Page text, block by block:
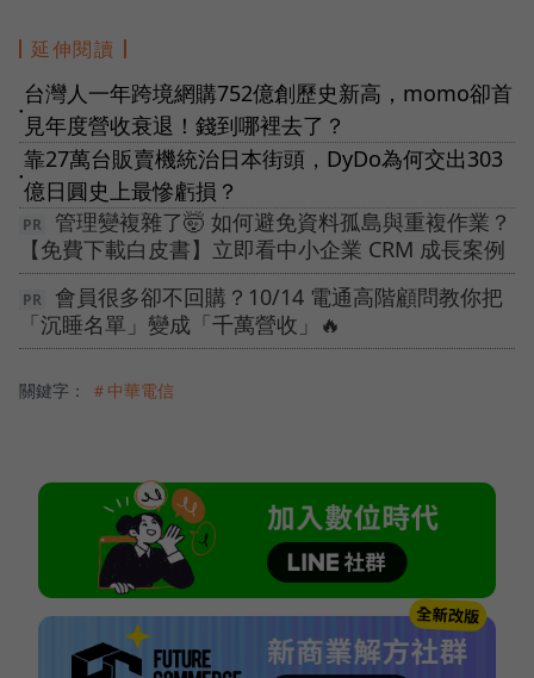
延伸閱讀
●
台灣人一年跨境網購752億創歷史新高，momo卻首
見年度營收衰退！錢到哪裡去了？
●
靠27萬台販賣機統治日本街頭，DyDo為何交出303
億日圓史上最慘虧損？
管理變複雜了🤯 如何避免資料孤島與重複作業？
【免費下載白皮書】立即看中小企業 CRM 成長案例
會員很多卻不回購？10/14 電通高階顧問教你把
「沉睡名單」變成「千萬營收」🔥
關鍵字： ＃中華電信